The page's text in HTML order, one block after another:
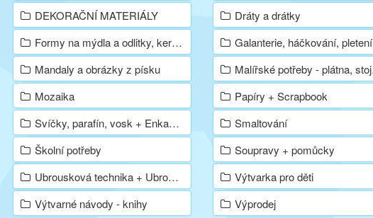
DEKORAČNÍ MATERIÁLY
Dráty a drátky
Formy na mýdla a odlitky, keramické prášky a hmoty
Galanterie, háčkování, pletení
Mandaly a obrázky z písku
Malířské potřeby - plátna, stojany, štětce, olejové barvy
Mozaika
Papíry + Scrapbook
Svíčky, parafín, vosk + Enkaustika
Smaltování
Školní potřeby
Soupravy + pomůcky
Ubrousková technika + Ubrousky
Výtvarka pro děti
Výtvarné návody - knihy
Výprodej